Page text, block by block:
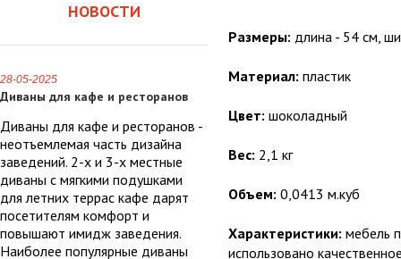
НОВОСТИ
28-05-2025
Диваны для кафе и ресторанов
Диваны для кафе и ресторанов -
неотъемлемая часть дизайна
заведений. 2-х и 3-х местные
диваны с мягкими подушками
для летних террас кафе дарят
посетителям комфорт и
повышают имидж заведения.
Наиболее популярные диваны
Размеры: длина - 54 см,
Материал: пластик
Цвет: шоколадный
Вес: 2,1 кг
Объем: 0,0413 м.куб
Характеристики: мебель
использовано